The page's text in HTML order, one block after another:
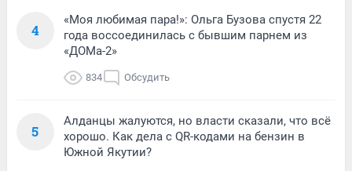
4
«Моя любимая пара!»: Ольга Бузова спустя 22
года воссоединилась с бывшим парнем из
«ДОМа-2»
834 Обсудить
5
Алданцы жалуются, но власти сказали, что всё
хорошо. Как дела с QR-кодами на бензин в
Южной Якутии?